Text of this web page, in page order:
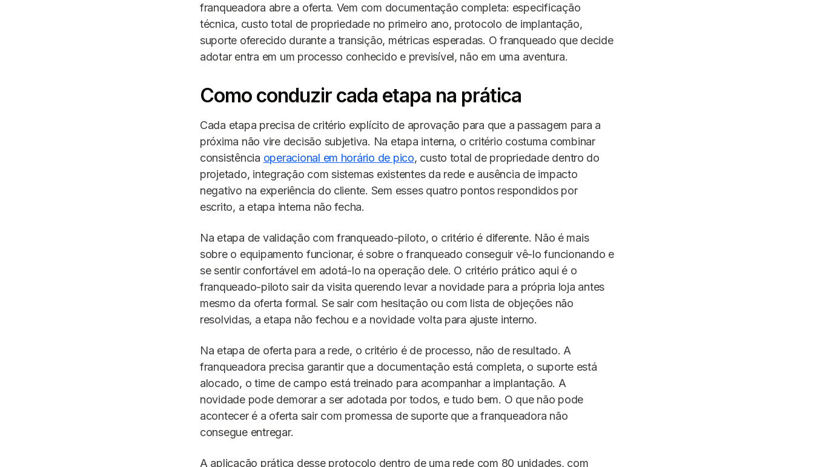
franqueadora abre a oferta. Vem com documentação completa: especificação
técnica, custo total de propriedade no primeiro ano, protocolo de implantação,
suporte oferecido durante a transição, métricas esperadas. O franqueado que decide
adotar entra em um processo conhecido e previsível, não em uma aventura.
Como conduzir cada etapa na prática
Cada etapa precisa de critério explícito de aprovação para que a passagem para a
próxima não vire decisão subjetiva. Na etapa interna, o critério costuma combinar
consistência operacional em horário de pico, custo total de propriedade dentro do
projetado, integração com sistemas existentes da rede e ausência de impacto
negativo na experiência do cliente. Sem esses quatro pontos respondidos por
escrito, a etapa interna não fecha.
Na etapa de validação com franqueado-piloto, o critério é diferente. Não é mais
sobre o equipamento funcionar, é sobre o franqueado conseguir vê-lo funcionando e
se sentir confortável em adotá-lo na operação dele. O critério prático aqui é o
franqueado-piloto sair da visita querendo levar a novidade para a própria loja antes
mesmo da oferta formal. Se sair com hesitação ou com lista de objeções não
resolvidas, a etapa não fechou e a novidade volta para ajuste interno.
Na etapa de oferta para a rede, o critério é de processo, não de resultado. A
franqueadora precisa garantir que a documentação está completa, o suporte está
alocado, o time de campo está treinado para acompanhar a implantação. A
novidade pode demorar a ser adotada por todos, e tudo bem. O que não pode
acontecer é a oferta sair com promessa de suporte que a franqueadora não
consegue entregar.
A aplicação prática desse protocolo dentro de uma rede com 80 unidades, com